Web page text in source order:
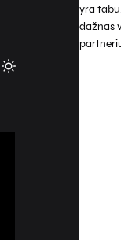
yra
dažnas